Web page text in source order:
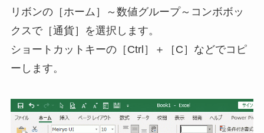
リボンの［ホーム］～数値グループ～コンボボッ
クスで［通貨］を選択します。
ショートカットキーの［Ctrl］＋［C］などでコピ
ーします。